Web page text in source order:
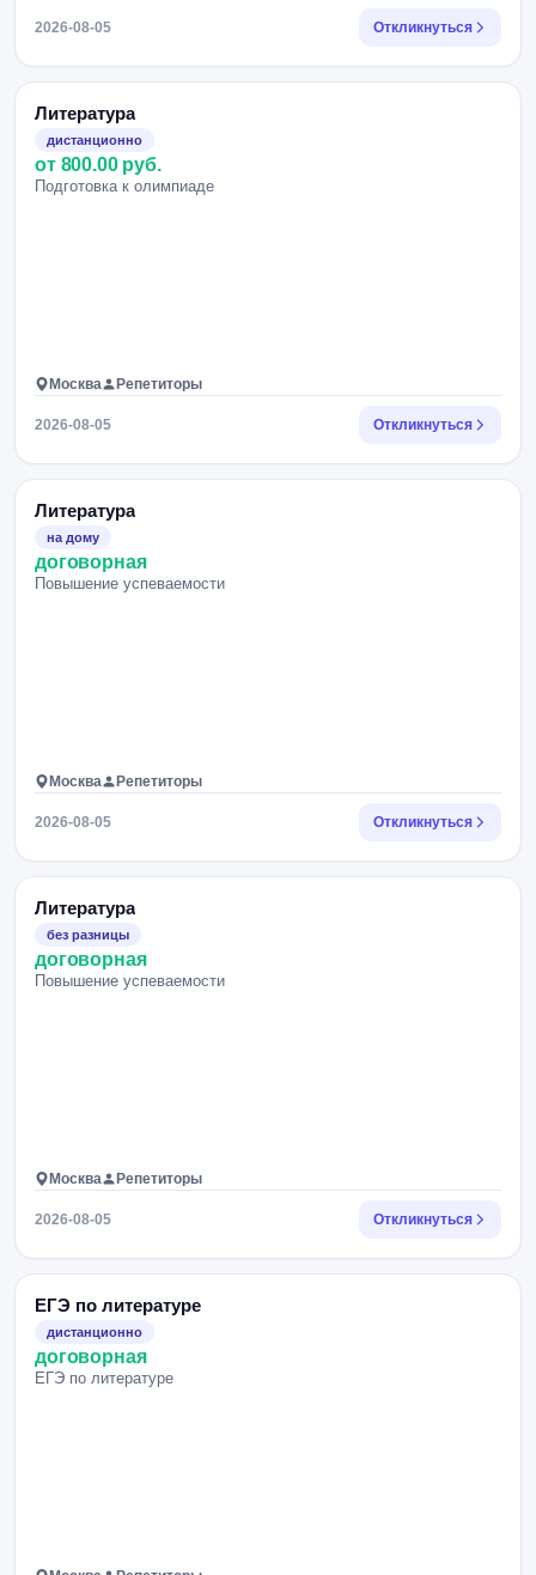
2026-08-05 Откликнуться
Литература
дистанционно
от 800.00 руб.
Подготовка к олимпиаде
Москва Репетиторы
2026-08-05 Откликнуться
Литература
на дому
договорная
Повышение успеваемости
Москва Репетиторы
2026-08-05 Откликнуться
Литература
без разницы
договорная
Повышение успеваемости
Москва Репетиторы
2026-08-05 Откликнуться
ЕГЭ по литературе
дистанционно
договорная
ЕГЭ по литературе